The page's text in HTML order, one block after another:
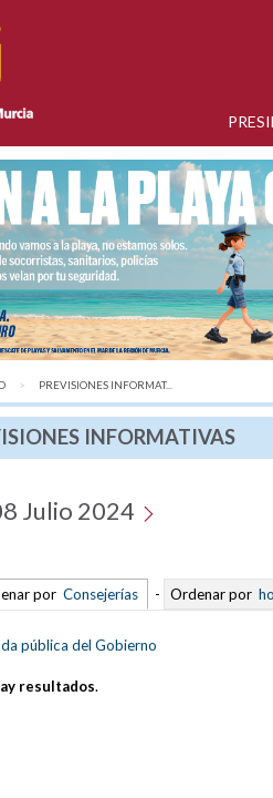
AQUÍ:
PREVISIONES INFORMAT...
INFORMATIVAS
Julio 2024
por Consejerías - Ordenar por
pública del Gobierno
resultados.